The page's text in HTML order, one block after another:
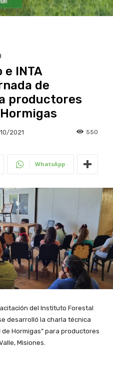
e INTA
de
productores
2021 550
WhatsApp
del Instituto Forestal
desarrolló la charla técnica
Hormigas” para productores
Misiones.